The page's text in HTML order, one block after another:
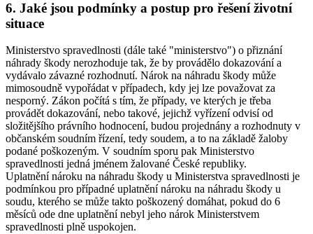
6. Jaké jsou podmínky a postup pro řešení životní
situace
Ministerstvo spravedlnosti (dále také "ministerstvo") o přiznání
náhrady škody nerozhoduje tak, že by provádělo dokazování a
vydávalo závazné rozhodnutí. Nárok na náhradu škody může
mimosoudně vypořádat v případech, kdy jej lze považovat za
nesporný. Zákon počítá s tím, že případy, ve kterých je třeba
provádět dokazování, nebo takové, jejichž vyřízení odvisí od
složitějšího právního hodnocení, budou projednány a rozhodnuty v
občanském soudním řízení, tedy soudem, a to na základě žaloby
podané poškozeným. V soudním sporu pak Ministerstvo
spravedlnosti jedná jménem žalované České republiky.
Uplatnění nároku na náhradu škody u Ministerstva spravedlnosti je
podmínkou pro případné uplatnění nároku na náhradu škody u
soudu, kterého se může takto poškozený domáhat, pokud do 6
měsíců ode dne uplatnění nebyl jeho nárok Ministerstvem
spravedlnosti plně uspokojen.